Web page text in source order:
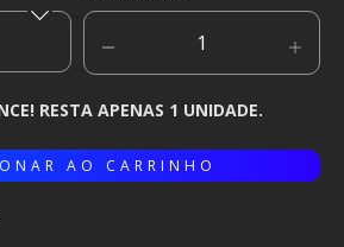
RESTA APENAS 1 UNIDADE.